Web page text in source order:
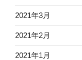
2021年3月
2021年2月
2021年1月